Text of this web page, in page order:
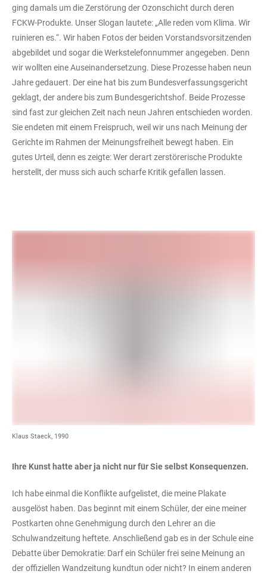
ging damals um die Zerstörung der Ozonschicht durch deren
FCKW-Produkte. Unser Slogan lautete: „Alle reden vom Klima. Wir
ruinieren es.“. Wir haben Fotos der beiden Vorstandsvorsitzenden
abgebildet und sogar die Werkstelefonnummer angegeben. Denn
wir wollten eine Auseinandersetzung. Diese Prozesse haben neun
Jahre gedauert. Der eine hat bis zum Bundesverfassungsgericht
geklagt, der andere bis zum Bundesgerichtshof. Beide Prozesse
sind fast zur gleichen Zeit nach neun Jahren entschieden worden.
Sie endeten mit einem Freispruch, weil wir uns nach Meinung der
Gerichte im Rahmen der Meinungsfreiheit bewegt haben. Ein
gutes Urteil, denn es zeigte: Wer derart zerstörerische Produkte
herstellt, der muss sich auch scharfe Kritik gefallen lassen.
Klaus Staeck, 1990
Ihre Kunst hatte aber ja nicht nur für Sie selbst Konsequenzen.
Ich habe einmal die Konflikte aufgelistet, die meine Plakate
ausgelöst haben. Das beginnt mit einem Schüler, der eine meiner
Postkarten ohne Genehmigung durch den Lehrer an die
Schulwandzeitung heftete. Anschließend gab es in der Schule eine
Debatte über Demokratie: Darf ein Schüler frei seine Meinung an
der offiziellen Wandzeitung kundtun oder nicht? In einem anderen